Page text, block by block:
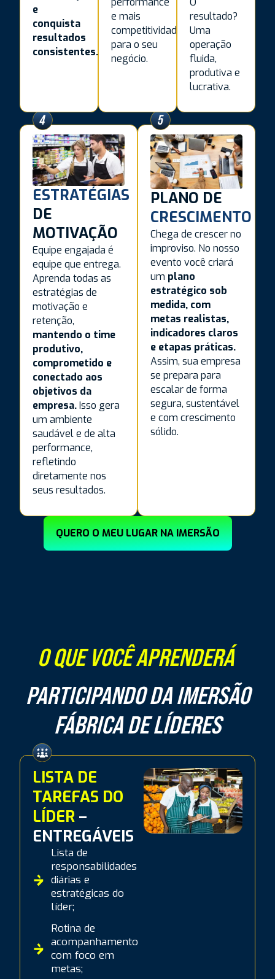
e
conquista
resultados
consistentes.
e mais
competitividade
para o seu
negócio.
resultado?
Uma
operação
fluida,
produtiva e
lucrativa.
ESTRATÉGIAS
DE
MOTIVAÇÃO
Equipe engajada é
equipe que entrega.
Aprenda todas as
estratégias de
motivação e
retenção,
mantendo o time
produtivo,
comprometido e
conectado aos
objetivos da
empresa.Isso gera
um ambiente
saudável e de alta
performance,
refletindo
diretamente nos
seus resultados.
PLANO DE
CRESCIMENTO
Chega de crescer no
improviso. No nosso
evento você criará
um plano
estratégico sob
medida, com
metas realistas,
indicadores claros
e etapas práticas.
Assim, sua empresa
se prepara para
escalar de forma
segura, sustentável
e com crescimento
sólido.
QUERO O MEU LUGAR NA IMERSÃO
O QUE VOCÊ APRENDERÁ
PARTICIPANDO DA IMERSÃO
FÁBRICA DE LÍDERES
LISTA DE
TAREFAS DO
LÍDER –
ENTREGÁVEIS
Lista de
responsabilidades
diárias e
estratégicas do
líder;
Rotina de
acompanhamento
com foco em
metas;